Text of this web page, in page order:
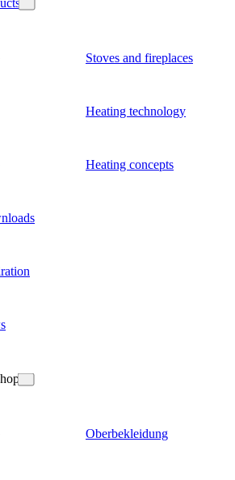
Stoves and fireplaces
Heating technology
Heating concepts
Oberbekleidung